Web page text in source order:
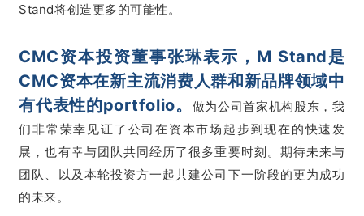
Stand将创造更多的可能性。
CMC资本投资董事张琳表示， M Stand是
CMC资本在新主流消费人群和新品牌领域中
有代表性的portfolio。
做为公司首家机构股东，我
们非常荣幸见证了公司在资本市场起步到现在的快速发
展，也有幸与团队共同经历了很多重要时刻。期待未来与
团队、以及本轮投资方一起共建公司下一阶段的更为成功
的未来。